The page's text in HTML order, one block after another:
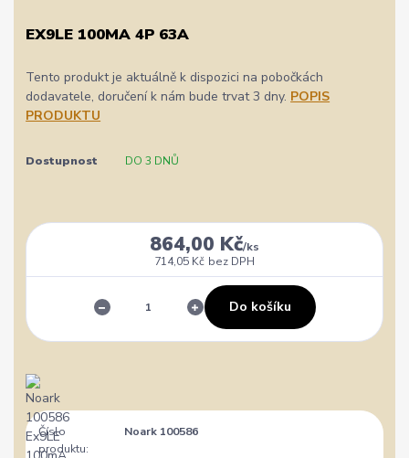
EX9LE 100MA 4P 63A
Tento produkt je aktuálně k dispozici na pobočkách
dodavatele, doručení k nám bude trvat 3 dny. POPIS
PRODUKTU
Dostupnost DO 3 DNŮ
864,00 Kč/ks
714,05 Kč bez DPH
Do košíku
Číslo
produktu:
Noark 100586